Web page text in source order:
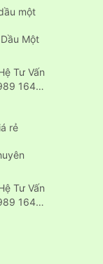
Một
Tư Vấn
164…
Tư Vấn
164…